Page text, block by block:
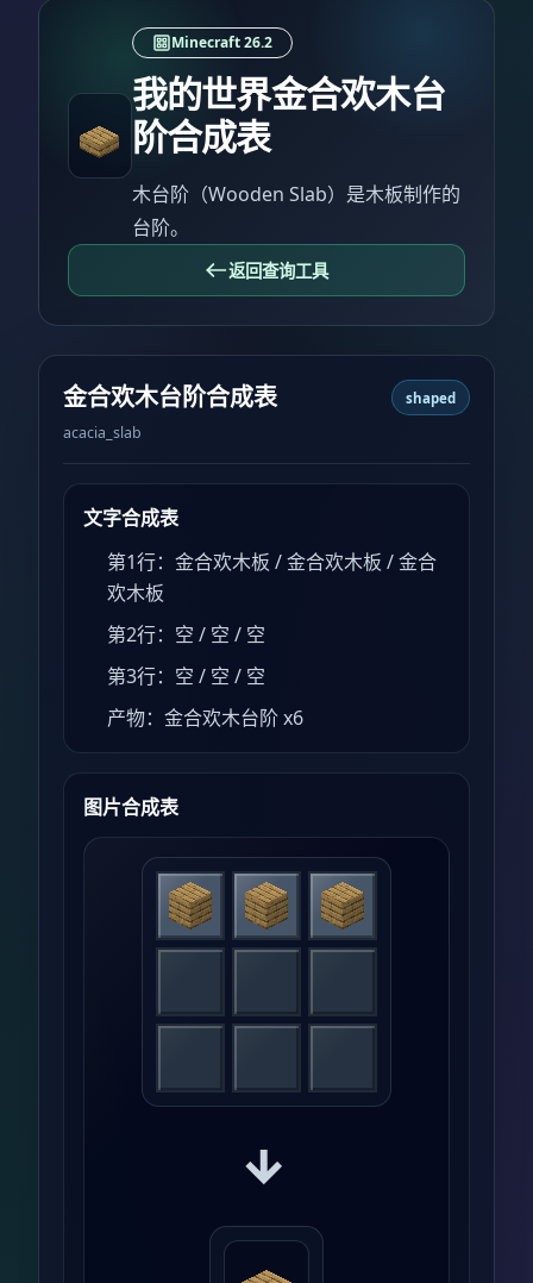
Minecraft 26.2
我的世界金合欢木台
阶合成表
木台阶（Wooden Slab）是木板制作的
台阶。
返回查询工具
金合欢木台阶合成表
acacia_slab
shaped
文字合成表
第1行：金合欢木板 / 金合欢木板 / 金合
欢木板
第2行：空 / 空 / 空
第3行：空 / 空 / 空
产物：金合欢木台阶 x6
图片合成表
→